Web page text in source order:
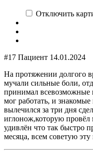
Отключить
#17 Пациент 14.01.2024
На протяжении долгого
мучали сильные боли,
принимал всевозможные
мог работать, и
вылечился за три дня
иглонож,которую
удивлён что так быстро
месяца, всем советую